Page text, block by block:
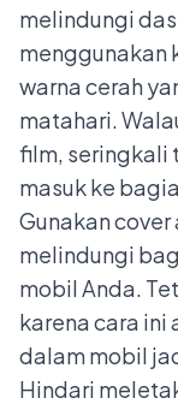
melindungi
menggunakan
warna cerah
matahari.
film, seringkali
masuk ke
Gunakan
melindungi
mobil Anda.
karena cara ini
dalam mobil
Hindari